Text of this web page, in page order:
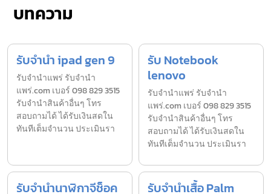
บทความ
รับจำนำ ipad gen 9
รับจํานำแพร่ รับจํานํา
แพร่.com เบอร์ 098 829 3515
รับจำนำสินค้าอื่นๆ โทร
สอบถามได้ ได้รับเงินสดใน
ทันทีเต็มจำนวน ประเมินรา
รับ Notebook
lenovo
รับจํานำแพร่ รับจํานํา
แพร่.com เบอร์ 098 829 3515
รับจำนำสินค้าอื่นๆ โทร
สอบถามได้ ได้รับเงินสดใน
ทันทีเต็มจำนวน ประเมินรา
รับจำนำนาฬิกาจีช็อค
รับจำนำเสื้อ Palm